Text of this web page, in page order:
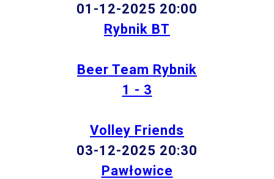
01-12-2025 20:00
Rybnik BT
Beer Team Rybnik
1 - 3
Volley Friends
03-12-2025 20:30
Pawłowice